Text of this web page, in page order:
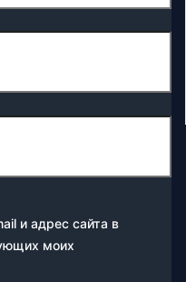
и адрес сайта в
моих